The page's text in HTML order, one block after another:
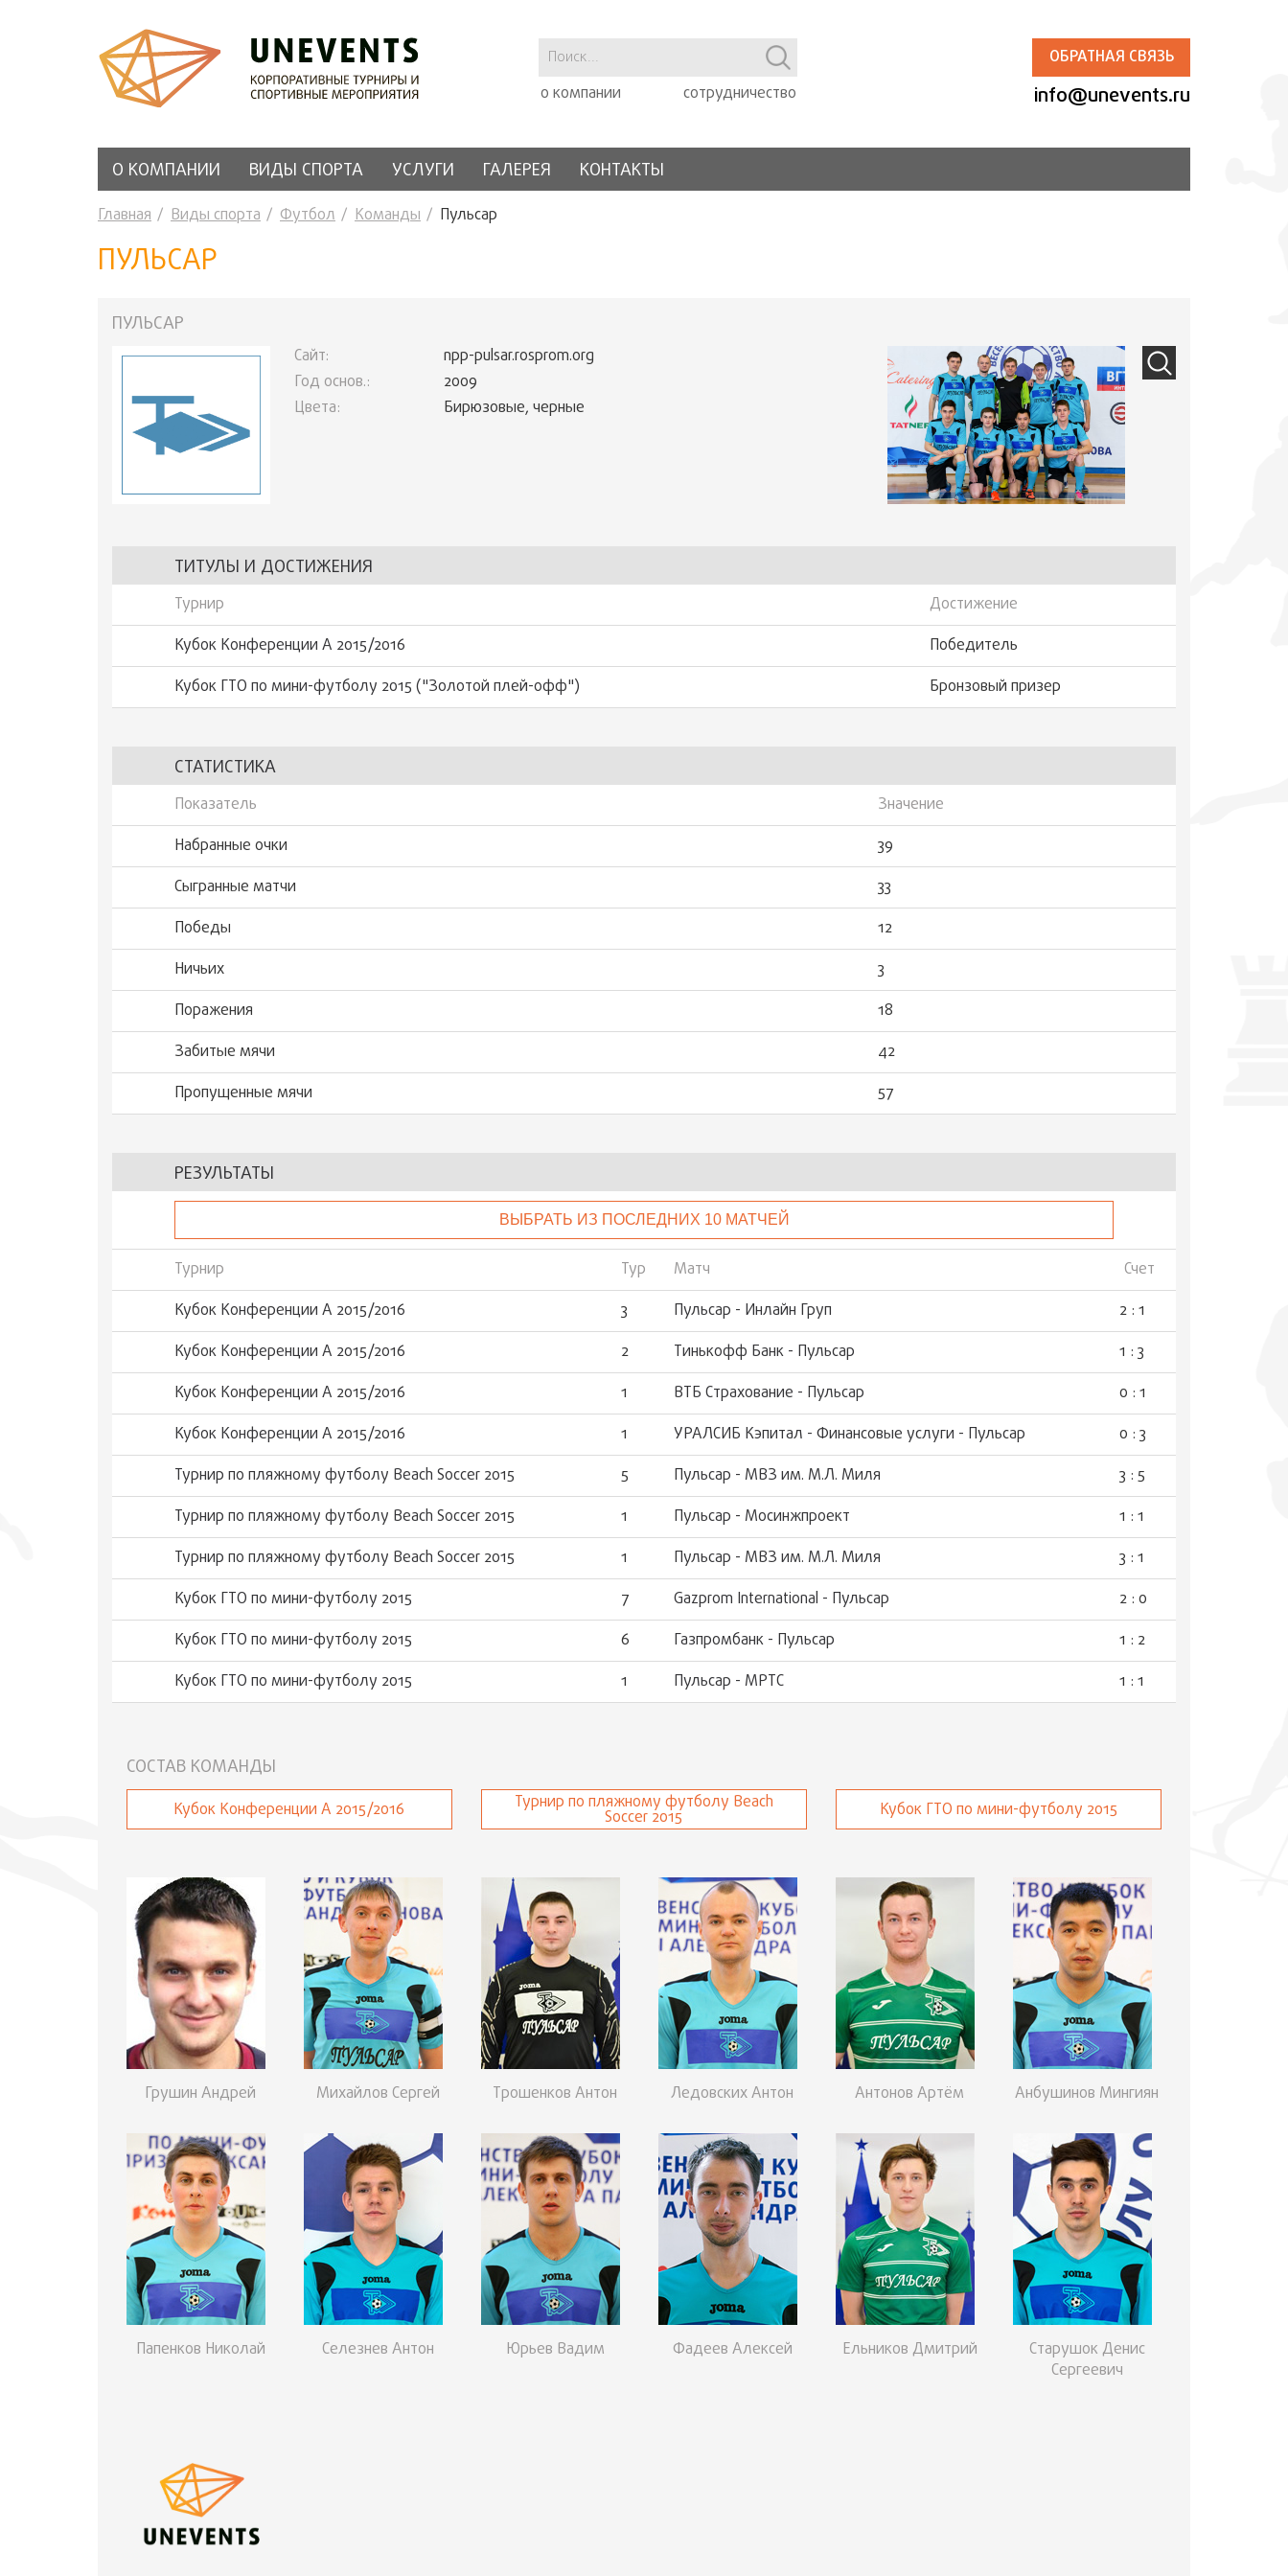
о компании сотрудничество
ОБРАТНАЯ СВЯЗЬ
info@unevents.ru
О КОМПАНИИ ВИДЫ СПОРТА УСЛУГИ ГАЛЕРЕЯ КОНТАКТЫ
Главная Виды спорта Футбол Команды Пульсар
ПУЛЬСАР
ПУЛЬСАР
Сайт:
npp-pulsar.rosprom.org
Год основ.:
2009
Цвета:
Бирюзовые, черные
ТИТУЛЫ И ДОСТИЖЕНИЯ
Турнир
Достижение
Кубок Конференции А 2015/2016
Победитель
Кубок ГТО по мини-футболу 2015 ("Золотой плей-офф")
Бронзовый призер
СТАТИСТИКА
Показатель
Значение
Набранные очки
39
Сыгранные матчи
33
Победы
12
Ничьих
3
Поражения
18
Забитые мячи
42
Пропущенные мячи
57
РЕЗУЛЬТАТЫ
ВЫБРАТЬ ИЗ ПОСЛЕДНИХ 10 МАТЧЕЙ
Турнир Тур Матч
Счет
Кубок Конференции А 2015/2016
3 Пульсар - Инлайн Груп
2 : 1
Кубок Конференции А 2015/2016
2 Тинькофф Банк - Пульсар
1 : 3
Кубок Конференции А 2015/2016
1 ВТБ Страхование - Пульсар
0 : 1
Кубок Конференции А 2015/2016
1 УРАЛСИБ Кэпитал - Финансовые услуги - Пульсар
0 : 3
Турнир по пляжному футболу Beach Soccer 2015
5 Пульсар - МВЗ им. М.Л. Миля
3 : 5
Турнир по пляжному футболу Beach Soccer 2015
1 Пульсар - Мосинжпроект
1 : 1
Турнир по пляжному футболу Beach Soccer 2015
1 Пульсар - МВЗ им. М.Л. Миля
3 : 1
Кубок ГТО по мини-футболу 2015
7 Gazprom International - Пульсар
2 : 0
Кубок ГТО по мини-футболу 2015
6 Газпромбанк - Пульсар
1 : 2
Кубок ГТО по мини-футболу 2015
1 Пульсар - МРТС 1 : 1
СОСТАВ КОМАНДЫ
Кубок Конференции А 2015/2016 Турнир по пляжному футболу Beach
Soccer 2015 Кубок ГТО по мини-футболу 2015
Грушин Андрей Михайлов Сергей Трошенков Антон Ледовских Антон Антонов Артём Анбушинов Мингиян
Папенков Николай Селезнев Антон Юрьев Вадим Фадеев Алексей Ельников Дмитрий
Старушок Денис
Сергеевич